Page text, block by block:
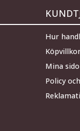
Hur
Mina
Policy